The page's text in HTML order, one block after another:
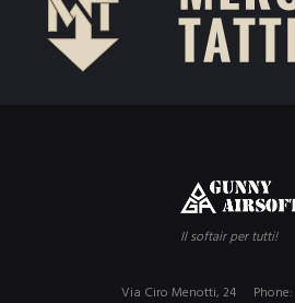
Il softair per tutti!
Phone:
Via Ciro Menotti, 24